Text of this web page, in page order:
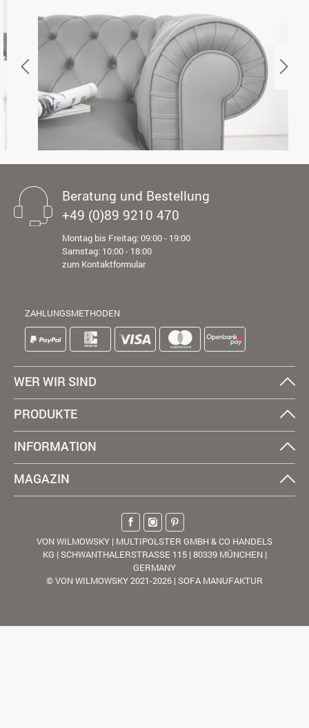
Beratung und Bestellung
+49 (0)89 9210 470
Montag bis Freitag: 09:00 - 19:00
Samstag: 10:00 - 18:00
zum Kontaktformular
ZAHLUNGSMETHODEN
WER WIR SIND
PRODUKTE
INFORMATION
MAGAZIN
VON WILMOWSKY | MULTIPOLSTER GMBH & CO HANDELS
KG | SCHWANTHALERSTRASSE 115 | 80339 MÜNCHEN |
GERMANY
© VON WILMOWSKY 2021-2026 | SOFA MANUFAKTUR